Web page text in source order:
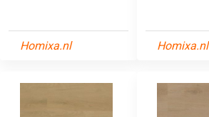
Homixa.nl Homixa.nl